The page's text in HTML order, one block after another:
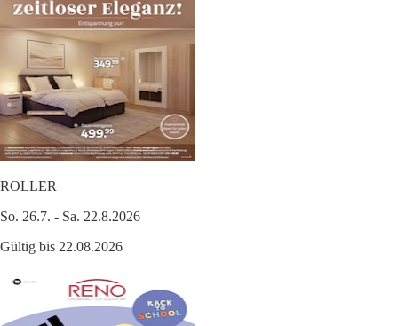
ROLLER
So. 26.7. - Sa. 22.8.2026
Gültig bis 22.08.2026